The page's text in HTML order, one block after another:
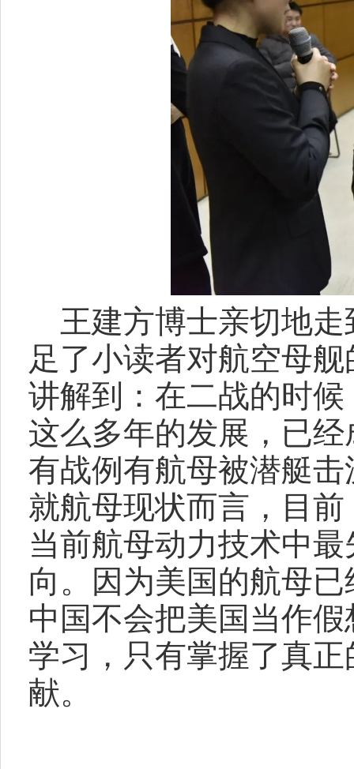
王建方博士亲切地走
足了小读者对航空母
讲解到：在二战的时
这么多年的发展，已
有战例有航母被潜艇
就航母现状而言，目
当前航母动力技术中
向。因为美国的航母
中国不会把美国当作
学习，只有掌握了真
献。